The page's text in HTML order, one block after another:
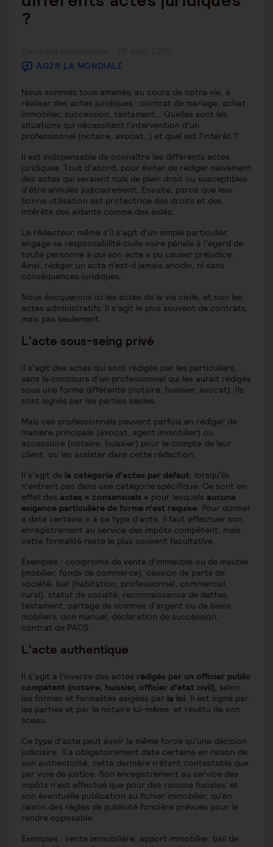
?
publiée :
AG2R LA MONDIALE
Nous sommes tous amenés, au cours de notre vie, à
réaliser des actes juridiques : contrat de mariage, achat
immobilier, succession, testament… Quelles sont les
situations qui nécessitent l’intervention d’un
professionnel (notaire, avocat…) et quel est l’intérêt ?
Il est indispensable de connaître les différents actes
juridiques. Tout d’abord, pour éviter de rédiger naïvement
des actes qui seraient nuls de plein droit ou susceptibles
d’être annulés judiciairement. Ensuite, parce que leur
bonne utilisation est protectrice des droits et des
intérêts des aidants comme des aidés.
Le rédacteur, même s’il s’agit d’un simple particulier,
engage sa responsabilité civile voire pénale à l’égard de
toute personne à qui son acte a pu causer préjudice.
Ainsi, rédiger un acte n’est-il jamais anodin, ni sans
conséquences juridiques.
Nous évoquerons ici les actes de la vie civile, et non les
actes administratifs. Il s’agit le plus souvent de contrats,
mais pas seulement.
L’acte sous-seing privé
Il s’agit des actes qui sont rédigés par les particuliers,
sans le concours d’un professionnel qui les aurait rédigés
sous une forme différente (notaire, huissier, avocat). Ils
sont signés par les parties seules.
Mais ces professionnels peuvent parfois en rédiger de
manière principale (avocat, agent immobilier) ou
accessoire (notaire, huissier) pour le compte de leur
client, ou les assister dans cette rédaction.
Il s’agit de la catégorie d’actes par défaut, lorsqu’ils
n’entrent pas dans une catégorie spécifique. Ce sont en
effet des actes « consensuels » pour lesquels aucune
exigence particulière de forme n’est requise. Pour donner
« date certaine » à ce type d’acte, il faut effectuer son
enregistrement au service des impôts compétent, mais
cette formalité reste le plus souvent facultative.
Exemples : compromis de vente d’immeuble ou de meuble
(mobilier, fonds de commerce), cession de parts de
société, bail (habitation, professionnel, commercial,
rural), statut de société, reconnaissance de dettes,
testament, partage de sommes d’argent ou de biens
mobiliers, don manuel, déclaration de succession,
contrat de PACS.
L’acte authentique
Il s’agit à l’inverse des actes rédigés par un officier public
compétent (notaire, huissier, officier d’état civil), selon
les formes et formalités exigées par la loi. Il est signé par
les parties et par le notaire lui-même, et revêtu de son
sceau.
Ce type d’acte peut avoir la même force qu’une décision
judiciaire. Il a obligatoirement date certaine en raison de
son authenticité, cette dernière n’étant contestable que
par voie de justice. Son enregistrement au service des
impôts n’est effectué que pour des raisons fiscales, et
son éventuelle publication au fichier immobilier, qu’en
raison des règles de publicité foncière prévues pour le
rendre opposable.
Exemples : vente immobilière, apport immobilier, bail de